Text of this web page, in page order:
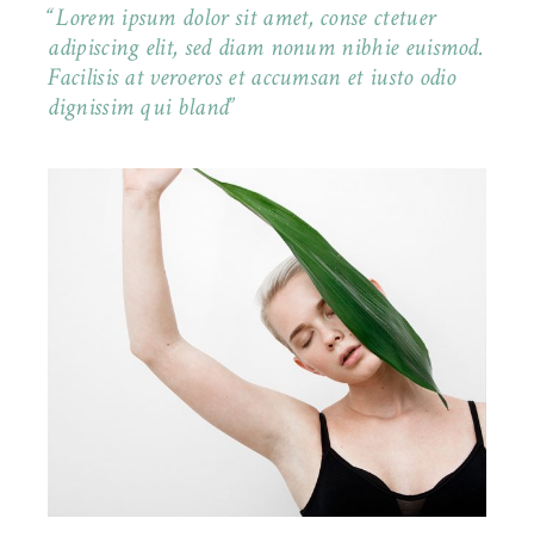
Lorem ipsum dolor sit amet, conse ctetuer
adipiscing elit, sed diam nonum nibhie euismod.
Facilisis at veroeros et accumsan et iusto odio
dignissim qui bland